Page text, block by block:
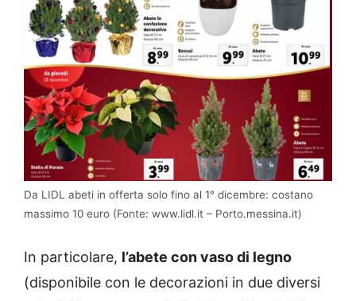
Da LIDL abeti in offerta solo fino al 1° dicembre: costano
massimo 10 euro (Fonte: www.lidl.it – Porto.messina.it)
In particolare, l’abete con vaso di legno
(disponibile con le decorazioni in due diversi